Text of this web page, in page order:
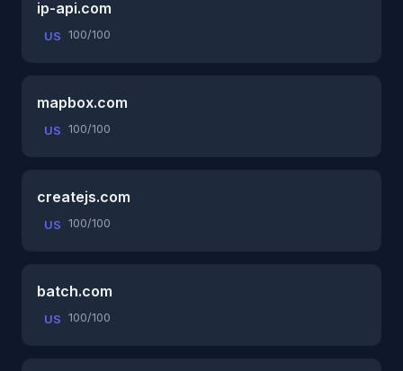
ip-api.com
US 100/100
mapbox.com
US 100/100
createjs.com
US 100/100
batch.com
US 100/100